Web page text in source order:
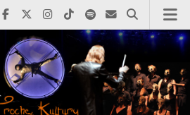
Najlepiej po prostu do nas zadzwoń
Odwiedź nas na Facebook-u
Odwiedź nas na X
Odwiedź nas na Instagram-ie
Odwiedź nas na TikTok-u
Szukaj nas na Spotify
Wyślij do nas
Szukaj